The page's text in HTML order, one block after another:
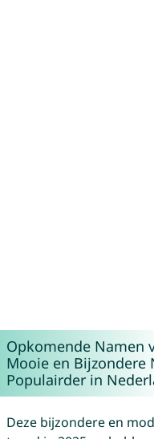
Opkomende Namen
Mooie en Bijzondere
Populairder in
Deze bijzondere en